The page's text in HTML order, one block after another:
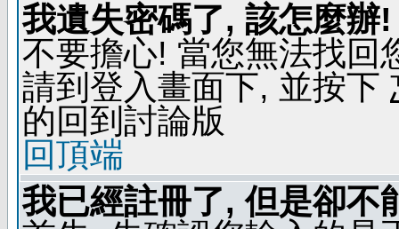
我遺失密碼了, 該怎麼辦!
不要擔心! 當您無法找回
請到登入畫面下, 並按下
的回到討論版
回頂端
我已經註冊了, 但是卻不